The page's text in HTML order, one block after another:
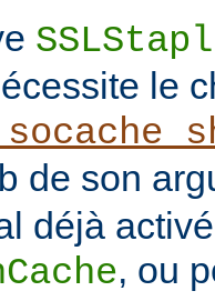
le
de son
déjà
, ou